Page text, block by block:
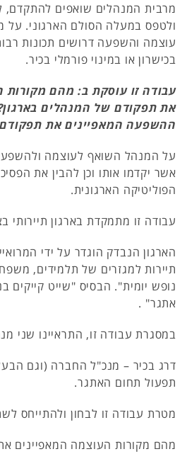
מרבית המנהלים שואפים להתקדם,
ולטפס במעלה הסולם הארגוני. על
עוצמה והשפעה דרושים תכונות
בכישרון או במינוי פורמלי בכיר.
עבודה זו עוסקת ב: מהם מקורות
את תפקודם של המנהלים
ההשפעה המאפיינים את
על המנהל השואף לעוצמה ולהשפעה
אשר יקדמו אותו וכן להבין את
הפוליטיקה הארגונית.
עבודה זו מתמקדת בארגון תיירותי
הארגון הנבדק הוגדר על ידי
תיירות למגזרים של תלמידים,
נופש יומית". הבסיס "שייט קייקים
אתגר" .
במסגרת עבודה זו, התראיינו שני
דרג בכיר – מנכ"ל החברה (וגם
תפעול תחום האתגר.
מטרת עבודה זו לבחון ולהתייחס
מהם מקורות העוצמה המאפיינים